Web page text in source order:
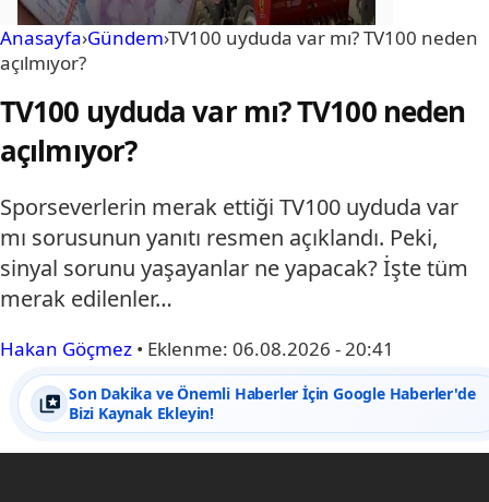
Anasayfa›Gündem›TV100 uyduda var mı? TV100 neden
açılmıyor?
TV100 uyduda var mı? TV100 neden
açılmıyor?
Sporseverlerin merak ettiği TV100 uyduda var
mı sorusunun yanıtı resmen açıklandı. Peki,
sinyal sorunu yaşayanlar ne yapacak? İşte tüm
merak edilenler…
Hakan Göçmez • Eklenme: 06.08.2026 - 20:41
Son Dakika ve Önemli Haberler İçin Google Haberler'de
Bizi Kaynak Ekleyin!